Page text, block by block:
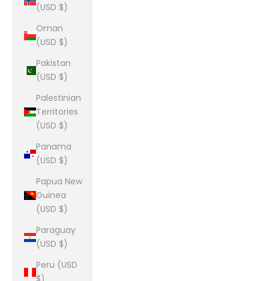
(USD $)
Oman
(USD $)
Pakistan
(USD $)
Palestinian
Territories
(USD $)
Panama
(USD $)
Papua New
Guinea
(USD $)
Paraguay
(USD $)
Peru (USD